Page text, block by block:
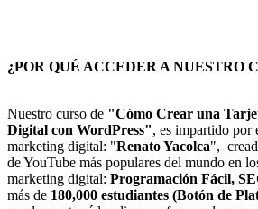
¿POR QUÉ ACCEDER A NUESTRO
Nuestro curso de "Cómo Crear una
Digital con WordPress", es impartido por
marketing digital: "Renato Yacolca",
de YouTube más populares del mundo en
marketing digital: Programación Fácil,
más de 180,000 estudiantes (Botón de